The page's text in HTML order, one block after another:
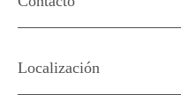
Localización